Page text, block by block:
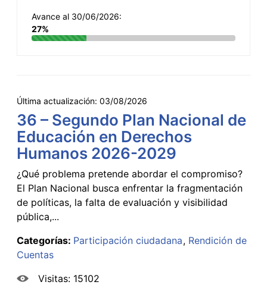
Avance al 30/06/2026:
27%
Última actualización: 03/08/2026
36 – Segundo Plan Nacional de
Educación en Derechos
Humanos 2026-2029
¿Qué problema pretende abordar el compromiso?
El Plan Nacional busca enfrentar la fragmentación
de políticas, la falta de evaluación y visibilidad
pública,...
Categorías: Participación ciudadana Rendición de
Cuentas
Visitas: 15102